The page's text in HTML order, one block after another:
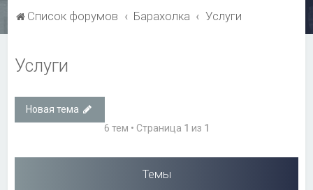
Список форумов Барахолка Услуги
Услуги
Новая тема
6 тем • Страница 1 из 1
Темы